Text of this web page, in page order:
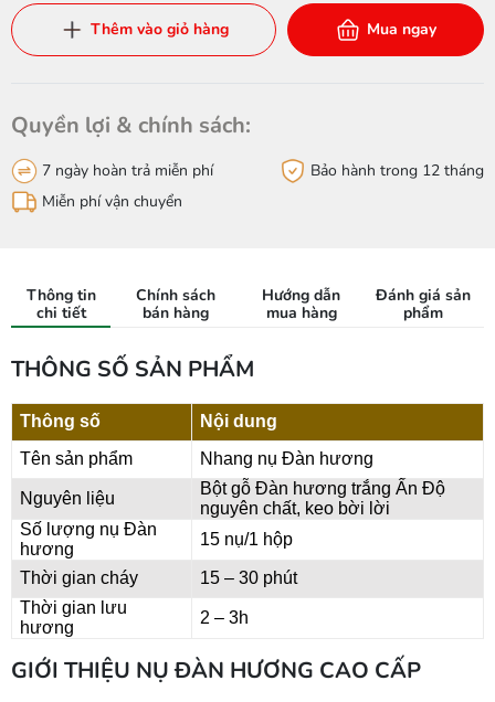
Thêm vào giỏ hàng Mua ngay
Quyền lợi & chính sách:
7 ngày hoàn trả miễn phí
Bảo hành trong 12 tháng
Miễn phí vận chuyển
Thông tin
chi tiết
Chính sách
bán hàng
Hướng dẫn
mua hàng
Đánh giá sản
phẩm
THÔNG SỐ SẢN PHẨM
Thông số
Nội dung
Tên sản phẩm
Nhang nụ Đàn hương
Nguyên liệu
Bột gỗ Đàn hương trắng Ấn Độ
nguyên chất, keo bời lời
Số lượng nụ Đàn
hương
15 nụ/1 hộp
Thời gian cháy
15 – 30 phút
Thời gian lưu
hương
2 – 3h
GIỚI THIỆU NỤ ĐÀN HƯƠNG CAO CẤP